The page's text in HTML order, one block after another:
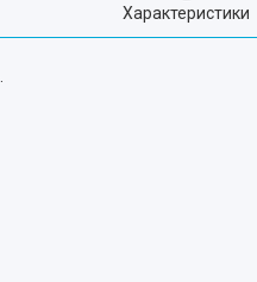
Характеристики